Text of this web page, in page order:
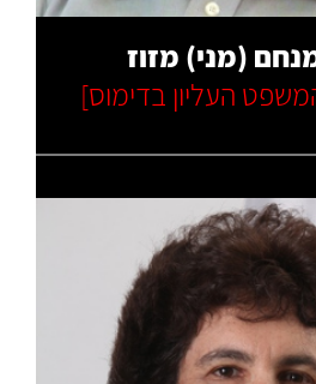
(מני) מזוז
העליון בדימוס]